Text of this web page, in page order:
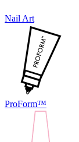
Nail Art
ProForm™